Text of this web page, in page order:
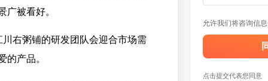
广被看好。
右粥铺的研发团队会迎合市场需
的产品。
允许我们将咨询信
点击提交代表您同意